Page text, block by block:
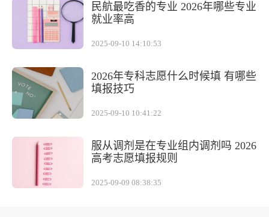
民航最吃香的专业 2026年哪些专业
就业率高
2025-09-10 14:10:53
2026年专科志愿什么时候填 有哪些
填报技巧
2025-09-10 10:41:22
服从调剂是在专业组内调剂吗 2026
高考志愿填报规则
2025-09-09 08:38:35